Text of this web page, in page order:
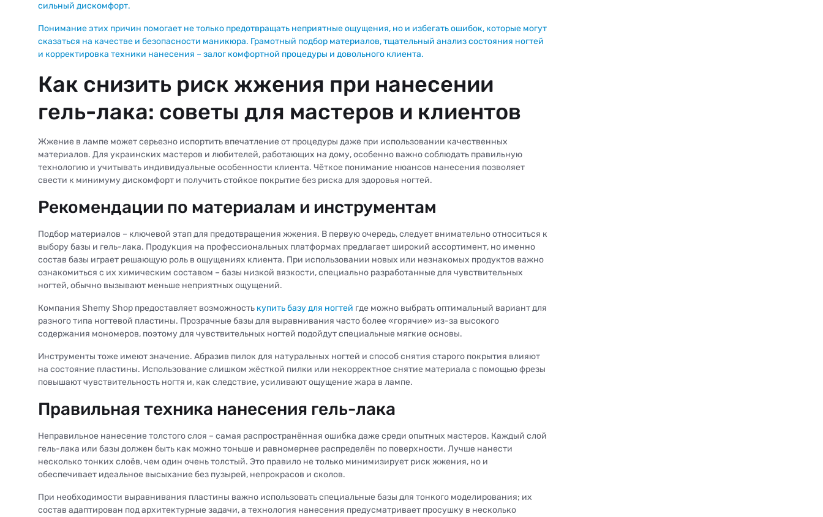
сильный дискомфорт.
Понимание этих причин помогает не только предотвращать неприятные ощущения, но и избегать ошибок, которые могут
сказаться на качестве и безопасности маникюра. Грамотный подбор материалов, тщательный анализ состояния ногтей
и корректировка техники нанесения – залог комфортной процедуры и довольного клиента.
Как снизить риск жжения при нанесении
гель-лака: советы для мастеров и клиентов
Жжение в лампе может серьезно испортить впечатление от процедуры даже при использовании качественных
материалов. Для украинских мастеров и любителей, работающих на дому, особенно важно соблюдать правильную
технологию и учитывать индивидуальные особенности клиента. Чёткое понимание нюансов нанесения позволяет
свести к минимуму дискомфорт и получить стойкое покрытие без риска для здоровья ногтей.
Рекомендации по материалам и инструментам
Подбор материалов – ключевой этап для предотвращения жжения. В первую очередь, следует внимательно относиться к
выбору базы и гель-лака. Продукция на профессиональных платформах предлагает широкий ассортимент, но именно
состав базы играет решающую роль в ощущениях клиента. При использовании новых или незнакомых продуктов важно
ознакомиться с их химическим составом – базы низкой вязкости, специально разработанные для чувствительных
ногтей, обычно вызывают меньше неприятных ощущений.
Компания Shemy Shop предоставляет возможность купить базу для ногтей где можно выбрать оптимальный вариант для
разного типа ногтевой пластины. Прозрачные базы для выравнивания часто более «горячие» из-за высокого
содержания мономеров, поэтому для чувствительных ногтей подойдут специальные мягкие основы.
Инструменты тоже имеют значение. Абразив пилок для натуральных ногтей и способ снятия старого покрытия влияют
на состояние пластины. Использование слишком жёсткой пилки или некорректное снятие материала с помощью фрезы
повышают чувствительность ногтя и, как следствие, усиливают ощущение жара в лампе.
Правильная техника нанесения гель-лака
Неправильное нанесение толстого слоя – самая распространённая ошибка даже среди опытных мастеров. Каждый слой
гель-лака или базы должен быть как можно тоньше и равномернее распределён по поверхности. Лучше нанести
несколько тонких слоёв, чем один очень толстый. Это правило не только минимизирует риск жжения, но и
обеспечивает идеальное высыхание без пузырей, непрокрасов и сколов.
При необходимости выравнивания пластины важно использовать специальные базы для тонкого моделирования; их
состав адаптирован под архитектурные задачи, а технология нанесения предусматривает просушку в несколько